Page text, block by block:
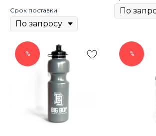
Срок поставки
% %